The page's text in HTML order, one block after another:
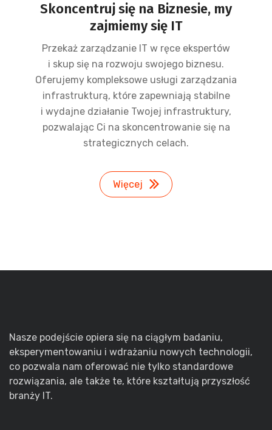
Skoncentruj się na Biznesie, my
zajmiemy się IT
Przekaż zarządzanie IT w ręce ekspertów
i skup się na rozwoju swojego biznesu.
Oferujemy kompleksowe usługi zarządzania
infrastrukturą, które zapewniają stabilne
i wydajne działanie Twojej infrastruktury,
pozwalając Ci na skoncentrowanie się na
strategicznych celach.
Więcej
Nasze podejście opiera się na ciągłym badaniu,
eksperymentowaniu i wdrażaniu nowych technologii,
co pozwala nam oferować nie tylko standardowe
rozwiązania, ale także te, które kształtują przyszłość
branży IT.